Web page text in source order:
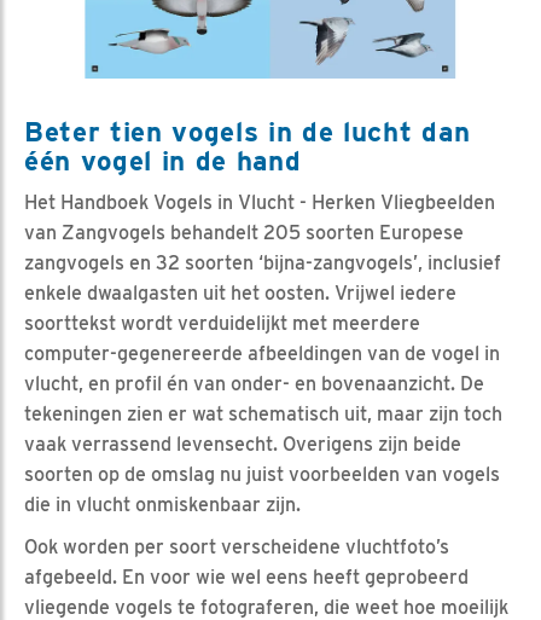
Beter tien vogels in de lucht dan
één vogel in de hand
Het Handboek Vogels in Vlucht - Herken Vliegbeelden
van Zangvogels behandelt 205 soorten Europese
zangvogels en 32 soorten ‘bijna-zangvogels’, inclusief
enkele dwaalgasten uit het oosten. Vrijwel iedere
soorttekst wordt verduidelijkt met meerdere
computer-gegenereerde afbeeldingen van de vogel in
vlucht, en profil én van onder- en bovenaanzicht. De
tekeningen zien er wat schematisch uit, maar zijn toch
vaak verrassend levensecht. Overigens zijn beide
soorten op de omslag nu juist voorbeelden van vogels
die in vlucht onmiskenbaar zijn.
Ook worden per soort verscheidene vluchtfoto’s
afgebeeld. En voor wie wel eens heeft geprobeerd
vliegende vogels te fotograferen, die weet hoe moeilijk